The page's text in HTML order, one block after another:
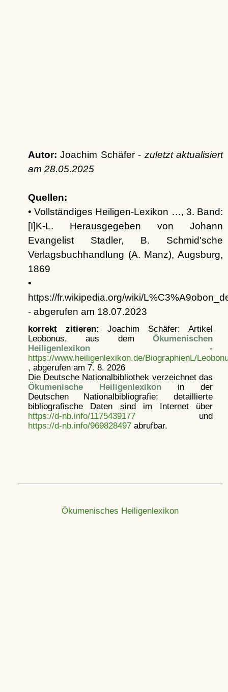
Autor: Joachim Schäfer - zuletzt aktualisiert
am 28.05.2025
Quellen:
• Vollständiges Heiligen-Lexikon …, 3. Band:
[I]K-L. Herausgegeben von Johann
Evangelist Stadler, B. Schmid'sche
Verlagsbuchhandlung (A. Manz), Augsburg,
1869
•
https://fr.wikipedia.org/wiki/
- abgerufen am 18.07.2023
korrekt zitieren: Joachim Schäfer: Artikel
Leobonus, aus dem Ökumenischen
Heiligenlexikon-
https://www.heiligenlexikon.de/BiographienL/
, abgerufen am 7. 8. 2026
Die Deutsche Nationalbibliothek verzeichnet das
Ökumenische Heiligenlexikonin der
Deutschen Nationalbibliografie; detaillierte
bibliografische Daten sind im Internet über
https://d-nb.info/1175439177und
https://d-nb.info/969828497abrufbar.
Ökumenisches Heiligenlexikon